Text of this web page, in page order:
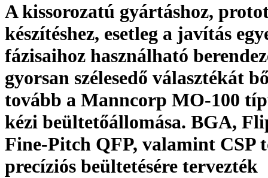
A kissorozatú gyártáshoz,
készítéshez, esetleg a javítás
fázisaihoz használható
gyorsan szélesedő választékát
tovább a Manncorp MO-100
kézi beültetőállomása. BGA,
Fine-Pitch QFP, valamint CSP
precíziós beültetésére tervezték